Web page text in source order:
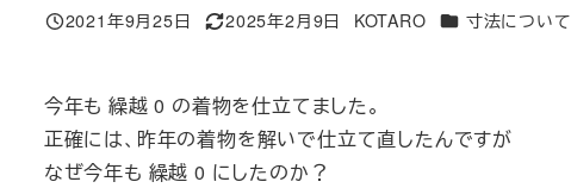
投稿日
2021年9月25日
更新日
2025年2月9日
著
KOTARO カテゴリー
寸法について
今年も 繰越 0 の着物を仕立てました。
正確には、昨年の着物を解いで仕立て直したんですが
なぜ今年も 繰越 0 にしたのか？